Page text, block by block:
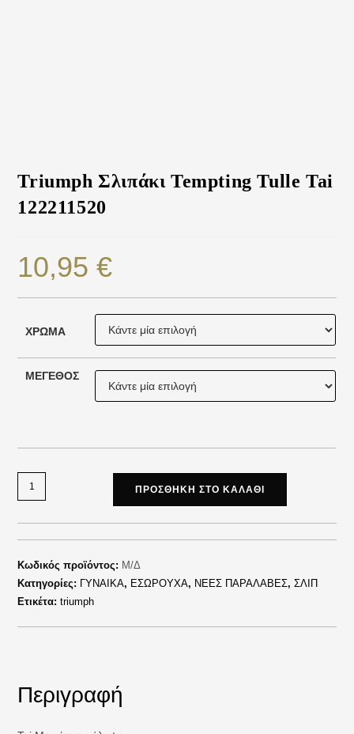
Triumph Σλιπάκι Tempting Tulle Tai
122211520
10,95€
ΧΡΏΜΑ
ΜΈΓΕΘΟΣ
ΠΡΟΣΘΉΚΗ ΣΤΟ ΚΑΛΆΘΙ
Κωδικός προϊόντος: Μ/Δ
Κατηγορίες: ΓΥΝΑΙΚΑ, ΕΣΩΡΟΥΧΑ, ΝΕΕΣ ΠΑΡΑΛΑΒΕΣ,ΣΛΙΠ
Ετικέτα:triumph
Περιγραφή